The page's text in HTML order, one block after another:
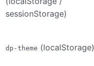
sessionStorage)
dp-theme (localStorage)